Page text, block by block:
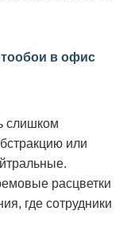
слишком
или
расцветки
где сотрудники